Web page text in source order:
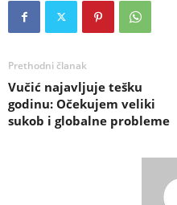
Prethodni članak
Vučić najavljuje tešku
godinu: Očekujem veliki
sukob i globalne probleme